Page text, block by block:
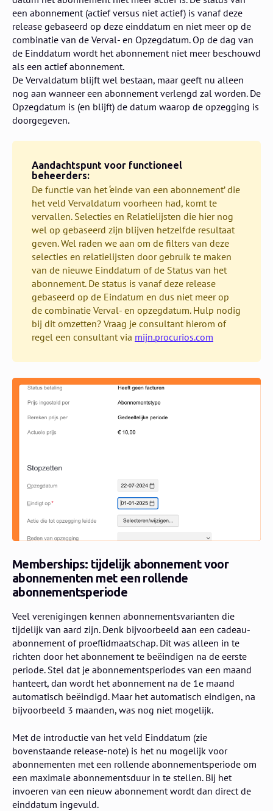
een abonnement (actief versus niet actief) is vanaf deze
release gebaseerd op deze einddatum en niet meer op de
combinatie van de Verval- en Opzegdatum. Op de dag van
de Einddatum wordt het abonnement niet meer beschouwd
als een actief abonnement.
De Vervaldatum blijft wel bestaan, maar geeft nu alleen
nog aan wanneer een abonnement verlengd zal worden. De
Opzegdatum is (en blijft) de datum waarop de opzegging is
doorgegeven.
Aandachtspunt voor functioneel
beheerders:
De functie van het ‘einde van een abonnement’ die
het veld Vervaldatum voorheen had, komt te
vervallen. Selecties en Relatielijsten die hier nog
wel op gebaseerd zijn blijven hetzelfde resultaat
geven. Wel raden we aan om de filters van deze
selecties en relatielijsten door gebruik te maken
van de nieuwe Einddatum of de Status van het
abonnement. De status is vanaf deze release
gebaseerd op de Eindatum en dus niet meer op
de combinatie Verval- en opzegdatum. Hulp nodig
bij dit omzetten? Vraag je consultant hierom of
regel een consultant via mijn.procurios.com
Memberships: tijdelijk abonnement voor
abonnementen met een rollende
abonnementsperiode
Veel verenigingen kennen abonnementsvarianten die
tijdelijk van aard zijn. Denk bijvoorbeeld aan een cadeau-
abonnement of proeflidmaatschap. Dit was alleen in te
richten door het abonnement te beëindigen na de eerste
periode. Stel dat je abonnementsperiodes van een maand
hanteert, dan wordt het abonnement na de 1e maand
automatisch beëindigd. Maar het automatisch eindigen, na
bijvoorbeeld 3 maanden, was nog niet mogelijk.
Met de introductie van het veld Einddatum (zie
bovenstaande release-note) is het nu mogelijk voor
abonnementen met een rollende abonnementsperiode om
een maximale abonnementsduur in te stellen. Bij het
invoeren van een nieuw abonnement wordt dan direct de
einddatum ingevuld.